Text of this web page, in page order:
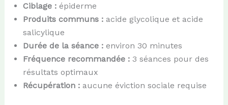
Ciblage :épiderme
Produits communs :acide glycolique et acide
salicylique
Durée de la séance :environ 30 minutes
Fréquence recommandée :3 séances pour des
résultats optimaux
Récupération :aucune éviction sociale requise